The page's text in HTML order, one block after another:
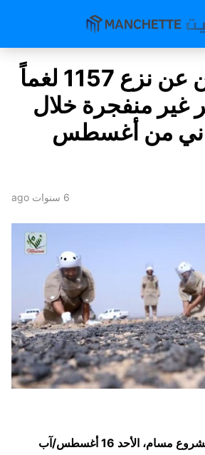
“مسام”تعلن عن نزع 1157 لغماً
غير منفجرة خلال
من أغسطس
6 سنوات ago
أعلنت غرفة عمليات مشروع مسام، الأحد 16 أغسطس/آب